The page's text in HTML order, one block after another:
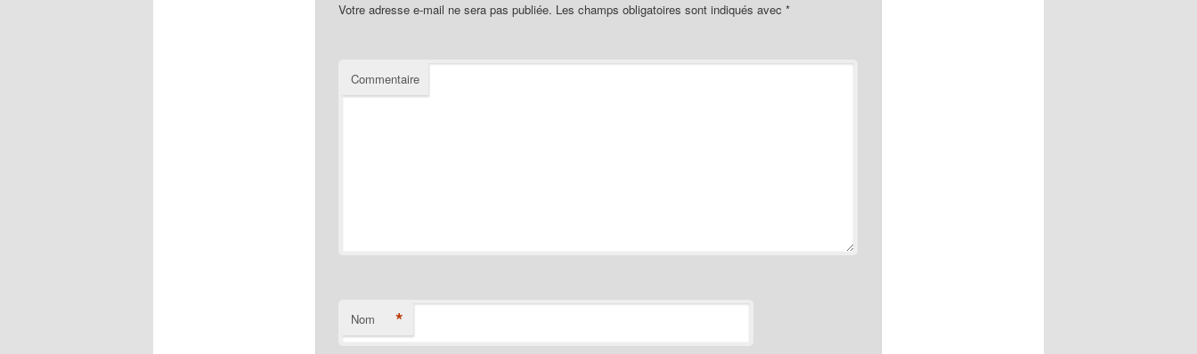
Votre adresse e-mail ne sera pas publiée. Les champs obligatoires sont indiqués avec *
Commentaire
Nom *